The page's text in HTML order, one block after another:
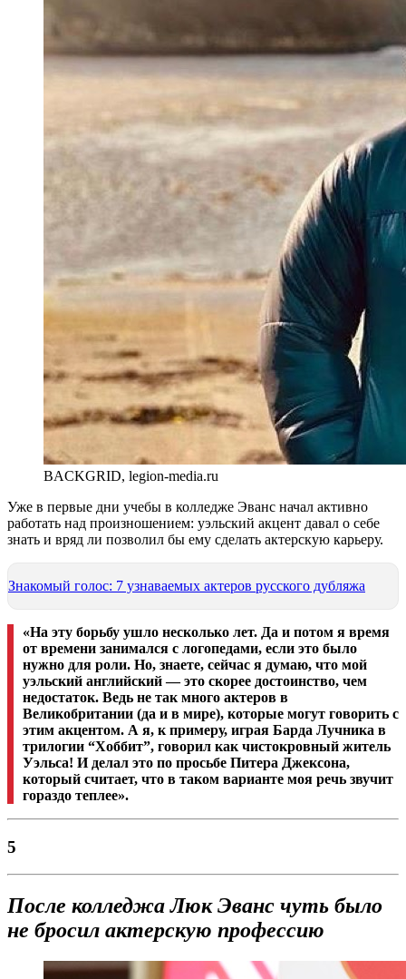
BACKGRID, legion-media.ru
Уже в первые дни учебы в колледже Эванс начал активно
работать над произношением: уэльский акцент давал о себе
знать и вряд ли позволил бы ему сделать актерскую карьеру.
Знакомый голос: 7 узнаваемых актеров русского дубляжа
«На эту борьбу ушло несколько лет. Да и потом я время
от времени занимался с логопедами, если это было
нужно для роли. Но, знаете, сейчас я думаю, что мой
уэльский английский — это скорее достоинство, чем
недостаток. Ведь не так много актеров в
Великобритании (да и в мире), которые могут говорить с
этим акцентом. А я, к примеру, играя Барда Лучника в
трилогии “Хоббит”, говорил как чистокровный житель
Уэльса! И делал это по просьбе Питера Джексона,
который считает, что в таком варианте моя речь звучит
гораздо теплее».
5
После колледжа Люк Эванс чуть было
не бросил актерскую профессию